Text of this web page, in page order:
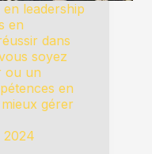
leadership
en
dans
soyez
ou un
en
gérer
2024